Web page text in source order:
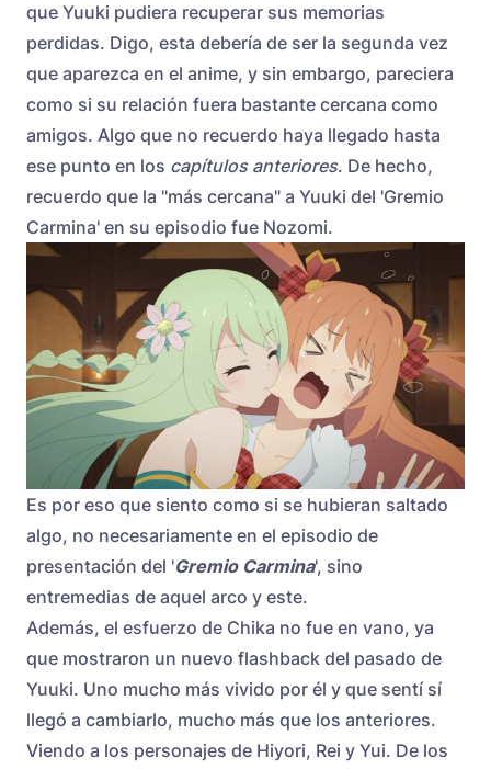
que Yuuki pudiera recuperar sus memorias
perdidas. Digo, esta debería de ser la segunda vez
que aparezca en el anime, y sin embargo, pareciera
como si su relación fuera bastante cercana como
amigos. Algo que no recuerdo haya llegado hasta
ese punto en los capítulos anteriores. De hecho,
recuerdo que la "más cercana" a Yuuki del 'Gremio
Carmina' en su episodio fue Nozomi.
Es por eso que siento como si se hubieran saltado
algo, no necesariamente en el episodio de
presentación del 'Gremio Carmina', sino
entremedias de aquel arco y este.
Además, el esfuerzo de Chika no fue en vano, ya
que mostraron un nuevo flashback del pasado de
Yuuki. Uno mucho más vivido por él y que sentí sí
llegó a cambiarlo, mucho más que los anteriores.
Viendo a los personajes de Hiyori, Rei y Yui. De los